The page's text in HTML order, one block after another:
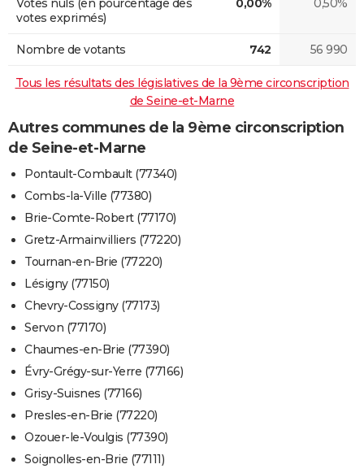
Votes nuls (en pourcentage des
votes exprimés)
0,00% 0,50%
Nombre de votants 742 56 990
Tous les résultats des législatives de la 9ème circonscription
de Seine-et-Marne
Autres communes de la 9ème circonscription
de Seine-et-Marne
Pontault-Combault (77340)
Combs-la-Ville (77380)
Brie-Comte-Robert (77170)
Gretz-Armainvilliers (77220)
Tournan-en-Brie (77220)
Lésigny (77150)
Chevry-Cossigny (77173)
Servon (77170)
Chaumes-en-Brie (77390)
Évry-Grégy-sur-Yerre (77166)
Grisy-Suisnes (77166)
Presles-en-Brie (77220)
Ozouer-le-Voulgis (77390)
Soignolles-en-Brie (77111)